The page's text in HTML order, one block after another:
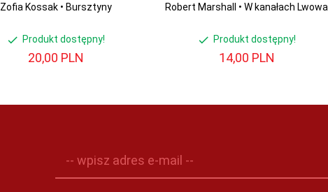
Zofia Kossak • Bursztyny
Produkt dostępny!
20,00 PLN
Robert Marshall • W kanałach Lwowa
Produkt dostępny!
14,00 PLN
-- wpisz adres e-mail --